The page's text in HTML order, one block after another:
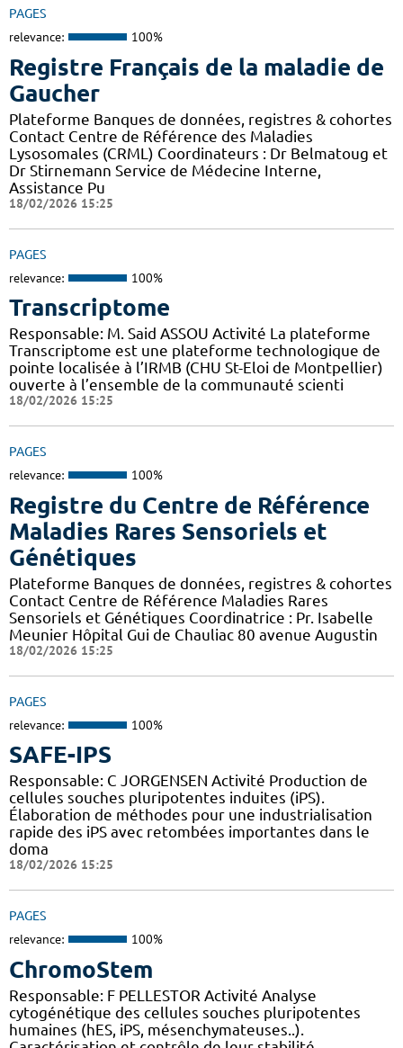
PAGES
relevance: 100%
Registre Français de la maladie de
Gaucher
Plateforme Banques de données, registres & cohortes
Contact Centre de Référence des Maladies
Lysosomales (CRML) Coordinateurs : Dr Belmatoug et
Dr Stirnemann Service de Médecine Interne,
Assistance Pu
18/02/2026 15:25
PAGES
relevance: 100%
Transcriptome
Responsable: M. Said ASSOU Activité La plateforme
Transcriptome est une plateforme technologique de
pointe localisée à l’IRMB (CHU St-Eloi de Montpellier)
ouverte à l’ensemble de la communauté scienti
18/02/2026 15:25
PAGES
relevance: 100%
Registre du Centre de Référence
Maladies Rares Sensoriels et
Génétiques
Plateforme Banques de données, registres & cohortes
Contact Centre de Référence Maladies Rares
Sensoriels et Génétiques Coordinatrice : Pr. Isabelle
Meunier Hôpital Gui de Chauliac 80 avenue Augustin
18/02/2026 15:25
PAGES
relevance: 100%
SAFE-IPS
Responsable: C JORGENSEN Activité Production de
cellules souches pluripotentes induites (iPS).
Élaboration de méthodes pour une industrialisation
rapide des iPS avec retombées importantes dans le
doma
18/02/2026 15:25
PAGES
relevance: 100%
ChromoStem
Responsable: F PELLESTOR Activité Analyse
cytogénétique des cellules souches pluripotentes
humaines (hES, iPS, mésenchymateuses..).